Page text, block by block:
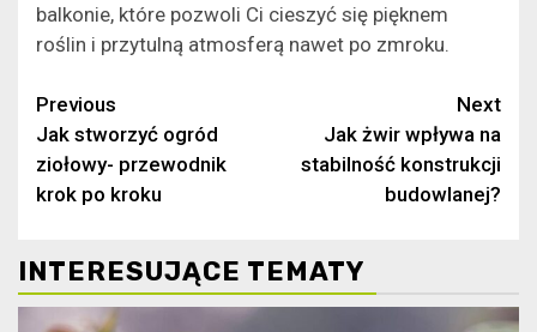
balkonie, które pozwoli Ci cieszyć się pięknem
roślin i przytulną atmosferą nawet po zmroku.
Continue
Reading
Previous
Jak stworzyć ogród
ziołowy- przewodnik
krok po kroku
Next
Jak żwir wpływa na
stabilność konstrukcji
budowlanej?
INTERESUJĄCE TEMATY